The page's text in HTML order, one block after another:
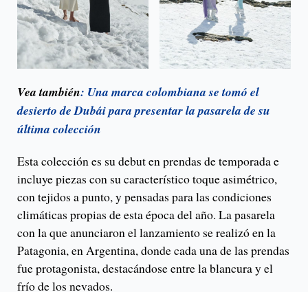
Vea también: Una marca colombiana se tomó el
desierto de Dubái para presentar la pasarela de su
última colección
Esta colección es su debut en prendas de temporada e
incluye piezas con su característico toque asimétrico,
con tejidos a punto, y pensadas para las condiciones
climáticas propias de esta época del año. La pasarela
con la que anunciaron el lanzamiento se realizó en la
Patagonia, en Argentina, donde cada una de las prendas
fue protagonista, destacándose entre la blancura y el
frío de los nevados.